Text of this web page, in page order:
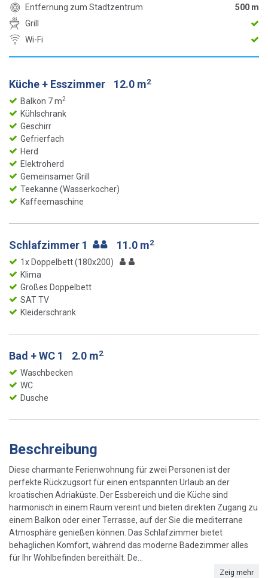
Entfernung zum Stadtzentrum
500 m
Grill
Wi-Fi
Küche + Esszimmer 12.0 m2
Balkon 7 m2
Kühlschrank
Geschirr
Gefrierfach
Herd
Elektroherd
Gemeinsamer Grill
Teekanne (Wasserkocher)
Kaffeemaschine
Schlafzimmer 1 11.0 m2
1x Doppelbett (180x200)
Klima
Großes Doppelbett
SAT TV
Kleiderschrank
Bad + WC 1 2.0 m2
Waschbecken
WC
Dusche
Beschreibung
Diese charmante Ferienwohnung für zwei Personen ist der
perfekte Rückzugsort für einen entspannten Urlaub an der
kroatischen Adriaküste. Der Essbereich und die Küche sind
harmonisch in einem Raum vereint und bieten direkten Zugang zu
einem Balkon oder einer Terrasse, auf der Sie die mediterrane
Atmosphäre genießen können. Das Schlafzimmer bietet
behaglichen Komfort, während das moderne Badezimmer alles
für Ihr Wohlbefinden bereithält. De...
Zeig mehr